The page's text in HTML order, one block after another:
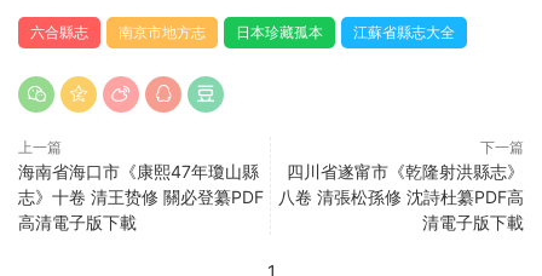
六合縣志 南京市地方志 日本珍藏孤本 江蘇省縣志大全
上一篇
海南省海口市《康熙47年瓊山縣
志》十卷 清王贽修 關必登纂PDF
高清電子版下載
下一篇
四川省遂甯市《乾隆射洪縣志》
八卷 清張松孫修 沈詩杜纂PDF高
清電子版下載